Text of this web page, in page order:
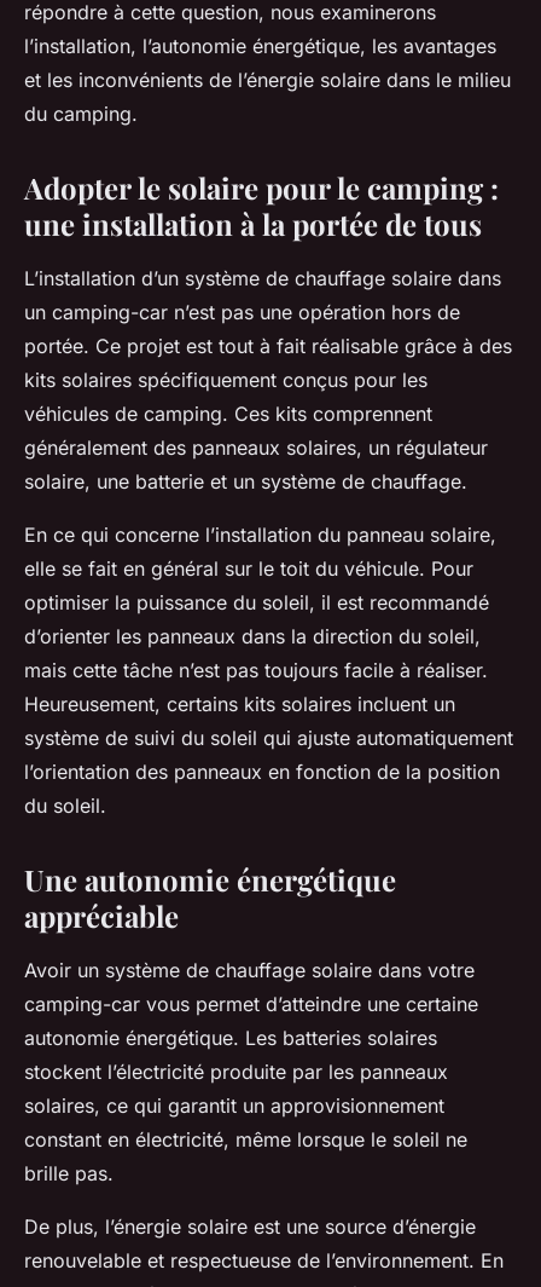
répondre à cette question, nous examinerons
l’installation, l’autonomie énergétique, les avantages
et les inconvénients de l’énergie solaire dans le milieu
du camping.
Adopter le solaire pour le camping :
une installation à la portée de tous
L’installation d’un système de chauffage solaire dans
un camping-car n’est pas une opération hors de
portée. Ce projet est tout à fait réalisable grâce à des
kits solaires spécifiquement conçus pour les
véhicules de camping. Ces kits comprennent
généralement des panneaux solaires, un régulateur
solaire, une batterie et un système de chauffage.
En ce qui concerne l’installation du panneau solaire,
elle se fait en général sur le toit du véhicule. Pour
optimiser la puissance du soleil, il est recommandé
d’orienter les panneaux dans la direction du soleil,
mais cette tâche n’est pas toujours facile à réaliser.
Heureusement, certains kits solaires incluent un
système de suivi du soleil qui ajuste automatiquement
l’orientation des panneaux en fonction de la position
du soleil.
Une autonomie énergétique
appréciable
Avoir un système de chauffage solaire dans votre
camping-car vous permet d’atteindre une certaine
autonomie énergétique. Les batteries solaires
stockent l’électricité produite par les panneaux
solaires, ce qui garantit un approvisionnement
constant en électricité, même lorsque le soleil ne
brille pas.
De plus, l’énergie solaire est une source d’énergie
renouvelable et respectueuse de l’environnement. En